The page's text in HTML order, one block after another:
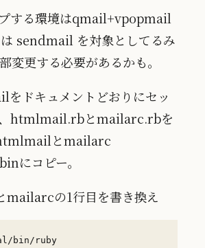
する環境はqmail+vpopmail
sendmail を対象としてるみ
変更する必要があるかも。
をドキュメントどおりにセッ
、htmlmail.rbとmailarc.rbを
とmailarc
にコピー。
の1行目を書き換え